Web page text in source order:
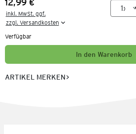
Preis:
12,99 €
inkl. MwSt. ggf.
zzgl. Versandkosten
Verfügbar
In den Warenkorb
ARTIKEL MERKEN